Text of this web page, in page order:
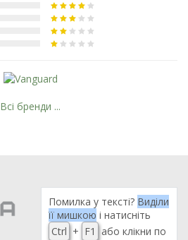
Всі бренди ...
Помилка у тексті? Виділи
її мишкою і натисніть
Ctrl + F1
або клікни по